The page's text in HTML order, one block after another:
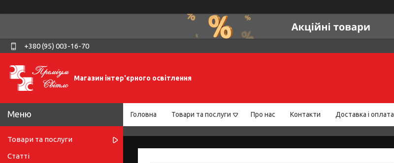
+380 (95) 003-16-70
Магазин інтер'єрного освітлення
Головна Товари та послуги Про нас Контакти Доставка і оплата
Товари та послуги
Статті